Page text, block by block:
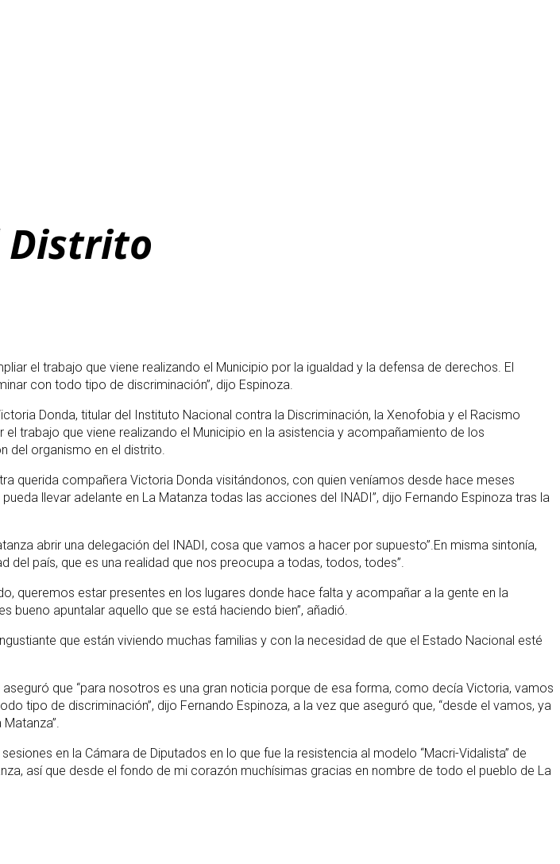
Distrito
el trabajo que viene realizando el Municipio por la igualdad y la defensa de derechos. El
con todo tipo de discriminación”, dijo Espinoza.
Donda, titular del Instituto Nacional contra la Discriminación, la Xenofobia y el Racismo
trabajo que viene realizando el Municipio en la asistencia y acompañamiento de los
del organismo en el distrito.
querida compañera Victoria Donda visitándonos, con quien veníamos desde hace meses
llevar adelante en La Matanza todas las acciones del INADI”, dijo Fernando Espinoza tras la
abrir una delegación del INADI, cosa que vamos a hacer por supuesto”.En misma sintonía,
del país, que es una realidad que nos preocupa a todas, todos, todes”.
queremos estar presentes en los lugares donde hace falta y acompañar a la gente en la
apuntalar aquello que se está haciendo bien”, añadió.
que están viviendo muchas familias y con la necesidad de que el Estado Nacional esté
que “para nosotros es una gran noticia porque de esa forma, como decía Victoria, vamos
tipo de discriminación”, dijo Fernando Espinoza, a la vez que aseguró que, “desde el vamos, ya
en la Cámara de Diputados en lo que fue la resistencia al modelo “Macri-Vidalista” de
así que desde el fondo de mi corazón muchísimas gracias en nombre de todo el pueblo de La